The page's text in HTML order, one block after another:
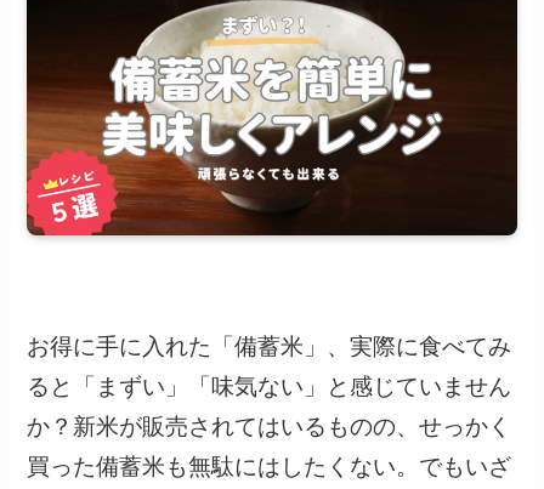
お得に手に入れた「備蓄米」、実際に食べてみ
ると「まずい」「味気ない」と感じていません
か？新米が販売されてはいるものの、せっかく
買った備蓄米も無駄にはしたくない。でもいざ